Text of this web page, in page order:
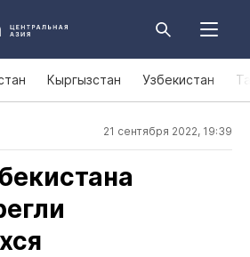
Кыргызстан Узбекистан
21 сентября 2022, 19:39